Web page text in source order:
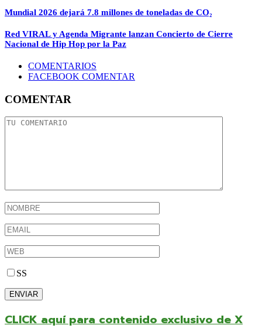
Mundial 2026 dejará 7.8 millones de toneladas de CO₂
Red VIRAL y Agenda Migrante lanzan Concierto de Cierre
Nacional de Hip Hop por la Paz
COMENTARIOS
FACEBOOK COMENTAR
COMENTAR
SS
CLICK aquí para contenido exclusivo de X